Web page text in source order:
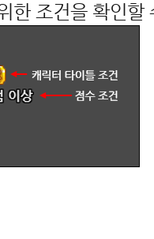
한 조건을 확인할